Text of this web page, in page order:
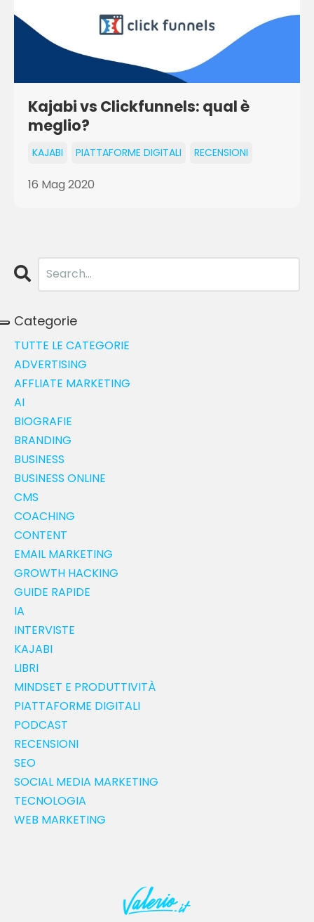
Kajabi vs Clickfunnels: qual è
meglio?
KAJABI PIATTAFORME DIGITALI RECENSIONI
16 Mag 2020
Categorie
TUTTE LE CATEGORIE
ADVERTISING
AFFLIATE MARKETING
AI
BIOGRAFIE
BRANDING
BUSINESS
BUSINESS ONLINE
CMS
COACHING
CONTENT
EMAIL MARKETING
GROWTH HACKING
GUIDE RAPIDE
IA
INTERVISTE
KAJABI
LIBRI
MINDSET E PRODUTTIVITÀ
PIATTAFORME DIGITALI
PODCAST
RECENSIONI
SEO
SOCIAL MEDIA MARKETING
TECNOLOGIA
WEB MARKETING